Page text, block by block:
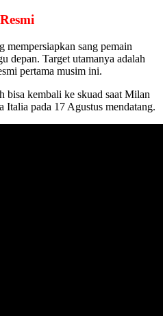
mempersiapkan sang pemain
depan. Target utamanya adalah
pertama musim ini.
bisa kembali ke skuad saat Milan
Italia pada 17 Agustus mendatang.